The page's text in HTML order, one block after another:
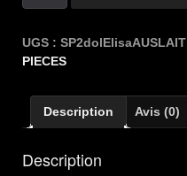
Dollars
Elisabeth
[LAITON]
UGS : SP2dolElisaAUSLAIT
PIECES
Description Avis (0)
Description